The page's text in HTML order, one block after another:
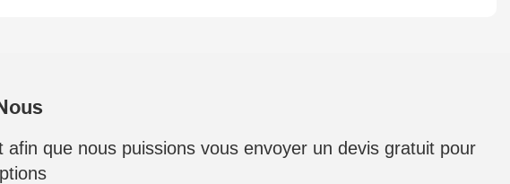
que nous puissions vous envoyer un devis gratuit pour